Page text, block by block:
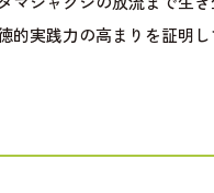
実践力の高まりを証明し